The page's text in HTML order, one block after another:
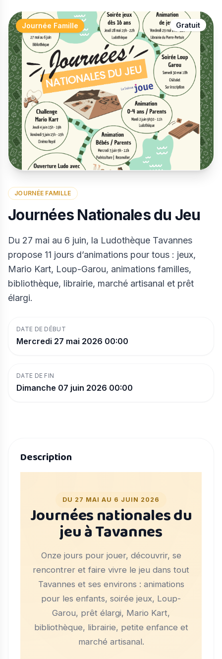
Journée Famille Gratuit
JOURNÉE FAMILLE
Journées Nationales du Jeu
Du 27 mai au 6 juin, la Ludothèque Tavannes
propose 11 jours d’animations pour tous : jeux,
Mario Kart, Loup-Garou, animations familles,
bibliothèque, librairie, marché artisanal et prêt
élargi.
DATE DE DÉBUT
Mercredi 27 mai 2026 00:00
DATE DE FIN
Dimanche 07 juin 2026 00:00
Description
DU 27 MAI AU 6 JUIN 2026
Journées nationales du
jeu à Tavannes
Onze jours pour jouer, découvrir, se
rencontrer et faire vivre le jeu dans tout
Tavannes et ses environs : animations
pour les enfants, soirée jeux, Loup-
Garou, prêt élargi, Mario Kart,
bibliothèque, librairie, petite enfance et
marché artisanal.